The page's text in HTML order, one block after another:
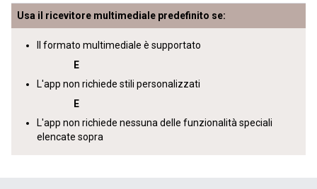
Usa il ricevitore multimediale predefinito se:
Il formato multimediale è supportato
E
L'app non richiede stili personalizzati
E
L'app non richiede nessuna delle funzionalità speciali
elencate sopra